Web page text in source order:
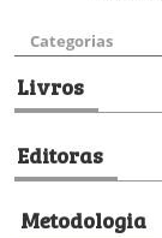
Categorias
Livros
Editoras
Metodologia